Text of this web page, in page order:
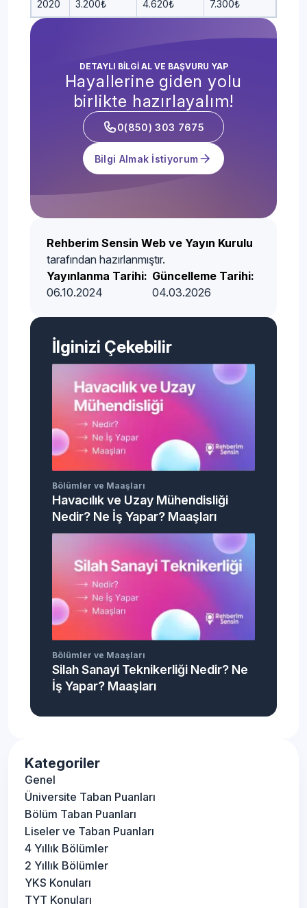
2020 3.200₺ 4.620₺ 7.300₺
DETAYLI BİLGİ AL VE BAŞVURU YAP
Hayallerine giden yolu
birlikte hazırlayalım!
0(850) 303 7675
Bilgi Almak İstiyorum
Rehberim Sensin Web ve Yayın Kurulu
tarafından hazırlanmıştır.
Yayınlanma Tarihi:
06.10.2024
Güncelleme Tarihi:
04.03.2026
İlginizi Çekebilir
Bölümler ve Maaşları
Havacılık ve Uzay Mühendisliği
Nedir? Ne İş Yapar? Maaşları
Bölümler ve Maaşları
Silah Sanayi Teknikerliği Nedir? Ne
İş Yapar? Maaşları
Kategoriler
Genel
Üniversite Taban Puanları
Bölüm Taban Puanları
Liseler ve Taban Puanları
4 Yıllık Bölümler
2 Yıllık Bölümler
YKS Konuları
TYT Konuları